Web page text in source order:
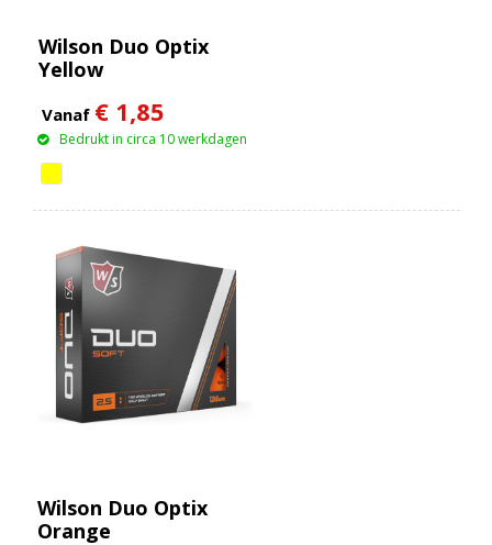
Wilson Duo Optix
Yellow
Vanaf € 1,85
Bedrukt in circa 10 werkdagen
Wilson Duo Optix
Orange